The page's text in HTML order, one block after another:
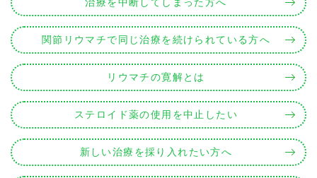
治療を中断してしまった方へ
関節リウマチで同じ治療を続けられている方へ
リウマチの寛解とは
ステロイド薬の使用を中止したい
新しい治療を採り入れたい方へ